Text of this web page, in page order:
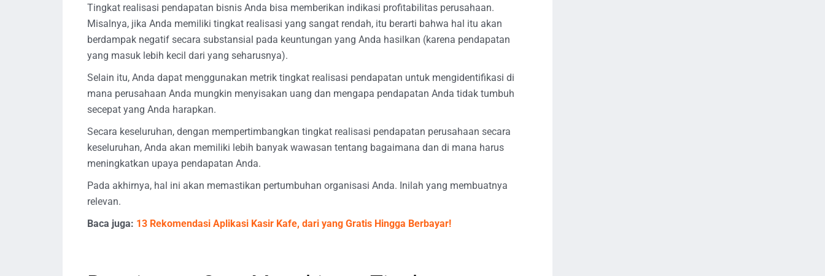
Tingkat realisasi pendapatan bisnis Anda bisa memberikan indikasi profitabilitas perusahaan.
Misalnya, jika Anda memiliki tingkat realisasi yang sangat rendah, itu berarti bahwa hal itu akan
berdampak negatif secara substansial pada keuntungan yang Anda hasilkan (karena pendapatan
yang masuk lebih kecil dari yang seharusnya).
Selain itu, Anda dapat menggunakan metrik tingkat realisasi pendapatan untuk mengidentifikasi di
mana perusahaan Anda mungkin menyisakan uang dan mengapa pendapatan Anda tidak tumbuh
secepat yang Anda harapkan.
Secara keseluruhan, dengan mempertimbangkan tingkat realisasi pendapatan perusahaan secara
keseluruhan, Anda akan memiliki lebih banyak wawasan tentang bagaimana dan di mana harus
meningkatkan upaya pendapatan Anda.
Pada akhirnya, hal ini akan memastikan pertumbuhan organisasi Anda. Inilah yang membuatnya
relevan.
Baca juga: 13 Rekomendasi Aplikasi Kasir Kafe, dari yang Gratis Hingga Berbayar!